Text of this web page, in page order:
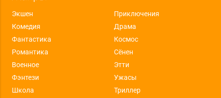
Экшен
Приключения
Комедия
Драма
Фантастика
Космос
Романтика
Сёнен
Военное
Этти
Фэнтези
Ужасы
Школа
Триллер